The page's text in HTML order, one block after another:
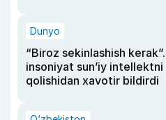
Dunyo
“Biroz sekinlashish
insoniyat sun’iy
qolishidan xavotir bildirdi